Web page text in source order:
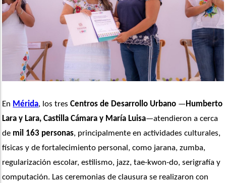
En Mérida, los tres Centros de Desarrollo Urbano — Humberto
Lara y Lara, Castilla Cámara y María Luisa—atendieron a cerca
de mil 163 personas, principalmente en actividades culturales,
físicas y de fortalecimiento personal, como jarana, zumba,
regularización escolar, estilismo, jazz, tae-kwon-do, serigrafía y
computación. Las ceremonias de clausura se realizaron con